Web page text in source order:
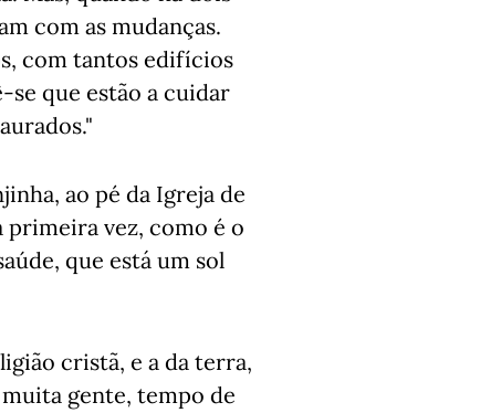
com as mudanças.
com tantos edifícios
se que estão a cuidar
ao pé da Igreja de
primeira vez, como é o
que está um sol
cristã, e a da terra,
gente, tempo de